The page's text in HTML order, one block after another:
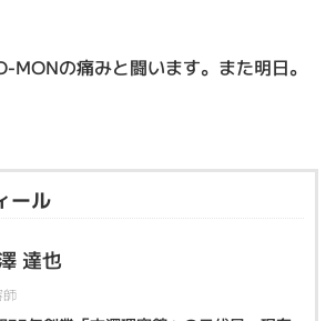
MONの痛みと闘います。また明日。
ール
達也
師